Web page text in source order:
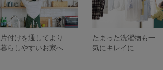
片付けを通してより
暮らしやすいお家へ
たまった洗濯物も一
気にキレイに